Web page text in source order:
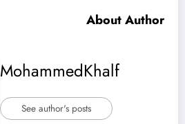
About Author
MohammedKhalf
See author's posts